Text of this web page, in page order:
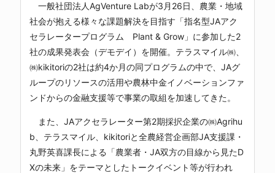
一般社団法人AgVenture Labが3月26日、農業・地域
社会が抱える様々な課題解決を目指す「指名型JAアク
セラレータープログラム Plant & Grow」に参加した2
社の成果発表会（デモデイ）を開催。テラスマイル㈱、
㈱kikitoriの2社は約4か月の同プログラムの中で、JAグ
ループのリソースの活用や農林中金イノベーションファ
ンドからの金融支援等で事業の取組を加速してきた。
また、JAアクセラレーター第2期採択企業の㈱Agrihu
b、テラスマイル、kikitoriと全農経営企画部JA支援課・
丸野英喜課長による「農業者・JA双方の目線から見たD
Xの未来」をテーマとしたトークイベント等が行われ